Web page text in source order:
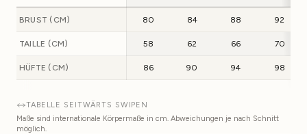
BRUST (CM) 80 84 88 92
TAILLE (CM) 58 62 66 70
HÜFTE (CM) 86 90 94 98
TABELLE SEITWÄRTS SWIPEN
Maße sind internationale Körpermaße in cm. Abweichungen je nach Schnitt
möglich.